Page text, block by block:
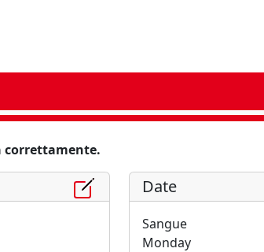
correttamente.
Date
Sangue
Monday